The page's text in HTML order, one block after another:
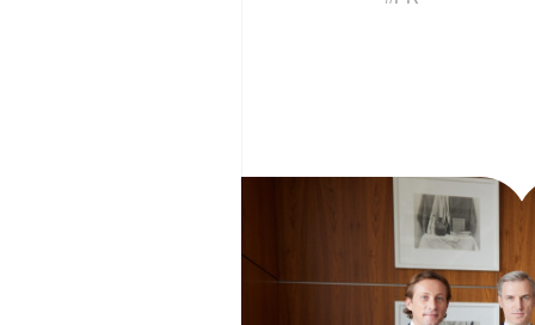
О Группе «Акрон»
География